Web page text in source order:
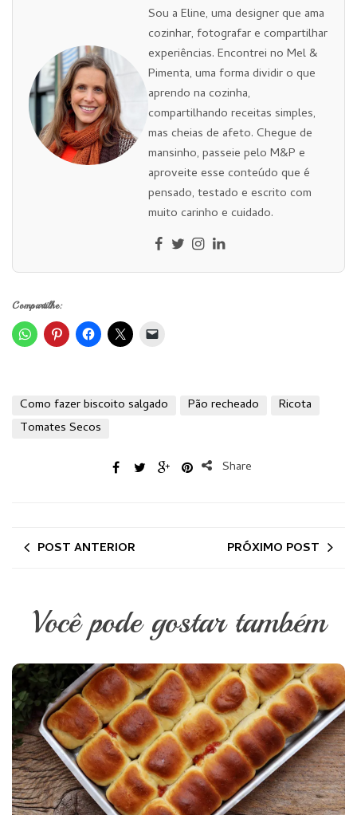
Sou a Eline, uma designer que ama
cozinhar, fotografar e compartilhar
experiências. Encontrei no Mel &
Pimenta, uma forma dividir o que
aprendo na cozinha,
compartilhando receitas simples,
mas cheias de afeto. Chegue de
mansinho, passeie pelo M&P e
aproveite esse conteúdo que é
pensado, testado e escrito com
muito carinho e cuidado.
Compartilhe:
Como fazer biscoito salgado Pão recheado
Ricota
Tomates Secos
Share
POST ANTERIOR PRÓXIMO POST
Você pode gostar também